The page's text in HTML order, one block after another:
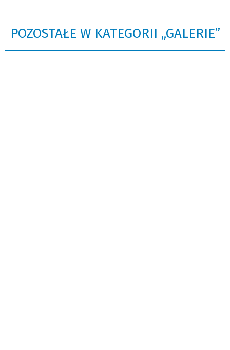
POZOSTAŁE W KATEGORII „GALERIE”